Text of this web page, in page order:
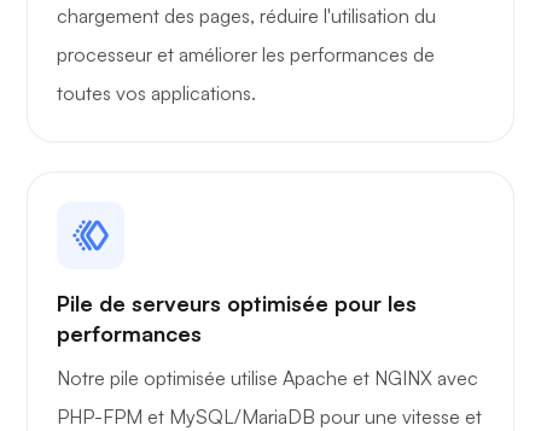
Playtube
Grafana
chargement des pages, réduire l'utilisation du
processeur et améliorer les performances de
toutes vos applications.
Pile de serveurs optimisée pour les
performances
Notre pile optimisée utilise Apache et NGINX avec
PHP-FPM et MySQL/MariaDB pour une vitesse et